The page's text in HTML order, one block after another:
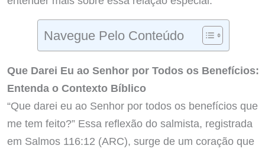
Navegue Pelo Conteúdo
Que Darei Eu ao Senhor por Todos os Benefícios:
Entenda o Contexto Bíblico
“Que darei eu ao Senhor por todos os benefícios que
me tem feito?” Essa reflexão do salmista, registrada
em Salmos 116:12 (ARC), surge de um coração que